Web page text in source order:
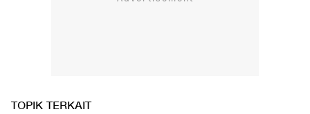
TOPIK TERKAIT